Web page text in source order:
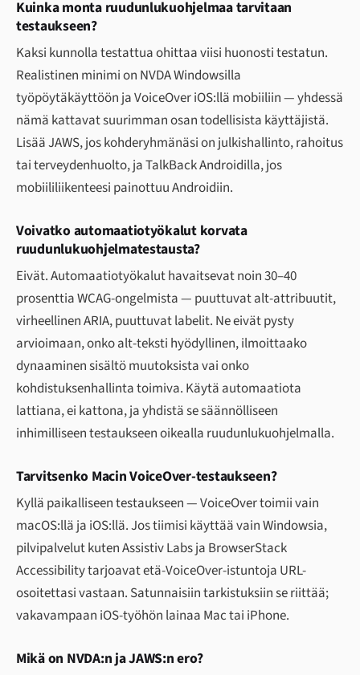
Kuinka monta ruudunlukuohjelmaa tarvitaan
testaukseen?
Kaksi kunnolla testattua ohittaa viisi huonosti testatun.
Realistinen minimi on NVDA Windowsilla
työpöytäkäyttöön ja VoiceOver iOS:llä mobiiliin — yhdessä
nämä kattavat suurimman osan todellisista käyttäjistä.
Lisää JAWS, jos kohderyhmänäsi on julkishallinto, rahoitus
tai terveydenhuolto, ja TalkBack Androidilla, jos
mobiililiikenteesi painottuu Androidiin.
Voivatko automaatiotyökalut korvata
ruudunlukuohjelmatestausta?
Eivät. Automaatiotyökalut havaitsevat noin 30–40
prosenttia WCAG-ongelmista — puuttuvat alt-attribuutit,
virheellinen ARIA, puuttuvat labelit. Ne eivät pysty
arvioimaan, onko alt-teksti hyödyllinen, ilmoittaako
dynaaminen sisältö muutoksista vai onko
kohdistuksenhallinta toimiva. Käytä automaatiota
lattiana, ei kattona, ja yhdistä se säännölliseen
inhimilliseen testaukseen oikealla ruudunlukuohjelmalla.
Tarvitsenko Macin VoiceOver-testaukseen?
Kyllä paikalliseen testaukseen — VoiceOver toimii vain
macOS:llä ja iOS:llä. Jos tiimisi käyttää vain Windowsia,
pilvipalvelut kuten Assistiv Labs ja BrowserStack
Accessibility tarjoavat etä-VoiceOver-istuntoja URL-
osoitettasi vastaan. Satunnaisiin tarkistuksiin se riittää;
vakavampaan iOS-työhön lainaa Mac tai iPhone.
Mikä on NVDA:n ja JAWS:n ero?